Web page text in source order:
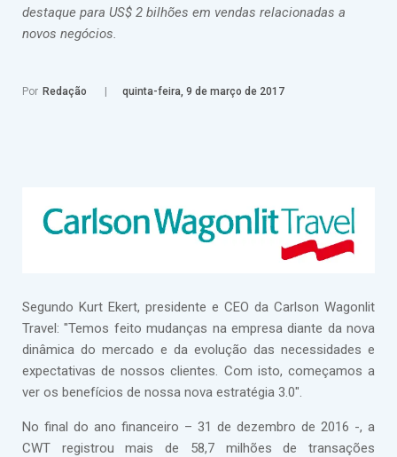
destaque para US$ 2 bilhões em vendas relacionadas a
novos negócios.
Por Redação quinta-feira, 9 de março de 2017
Segundo Kurt Ekert, presidente e CEO da Carlson Wagonlit
Travel: "Temos feito mudanças na empresa diante da nova
dinâmica do mercado e da evolução das necessidades e
expectativas de nossos clientes. Com isto, começamos a
ver os benefícios de nossa nova estratégia 3.0".
No final do ano financeiro – 31 de dezembro de 2016 -, a
CWT registrou mais de 58,7 milhões de transações